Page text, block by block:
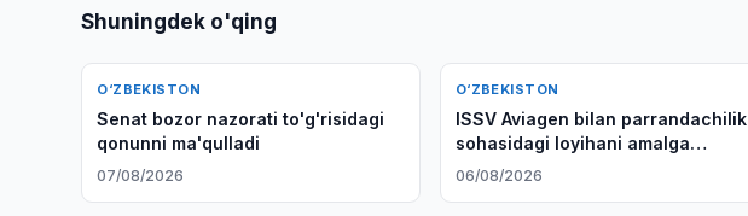
Shuningdek o'qing
O‘ZBEKISTON
Senat bozor nazorati to'g'risidagi
qonunni ma'qulladi
07/08/2026
O‘ZBEKISTON
ISSV Aviagen bilan parrandachilik
sohasidagi loyihani amalga
oshirishni muhokama qildi
06/08/2026